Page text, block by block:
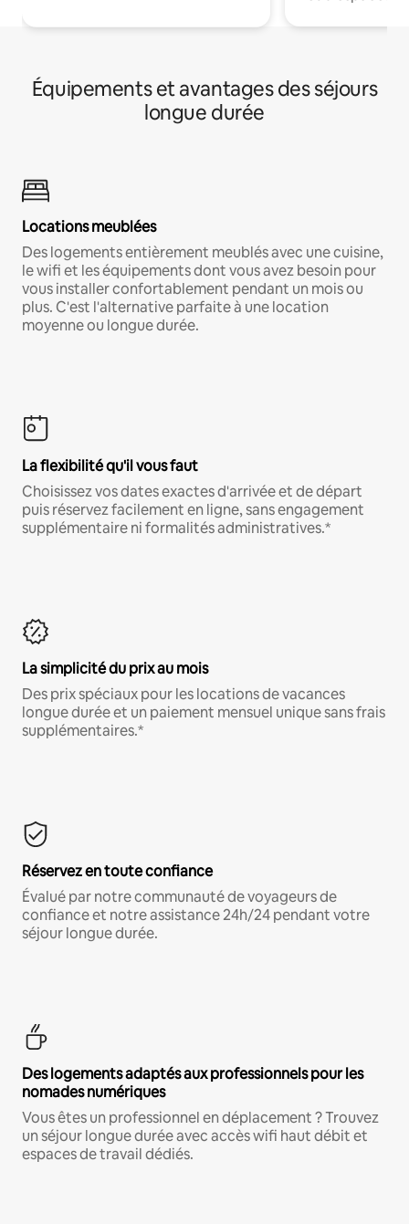
Équipements et avantages des séjours
longue durée
Locations meublées
Des logements entièrement meublés avec une cuisine,
le wifi et les équipements dont vous avez besoin pour
vous installer confortablement pendant un mois ou
plus. C'est l'alternative parfaite à une location
moyenne ou longue durée.
La flexibilité qu'il vous faut
Choisissez vos dates exactes d'arrivée et de départ
puis réservez facilement en ligne, sans engagement
supplémentaire ni formalités administratives.*
La simplicité du prix au mois
Des prix spéciaux pour les locations de vacances
longue durée et un paiement mensuel unique sans frais
supplémentaires.*
Réservez en toute confiance
Évalué par notre communauté de voyageurs de
confiance et notre assistance 24h/24 pendant votre
séjour longue durée.
Des logements adaptés aux professionnels pour les
nomades numériques
Vous êtes un professionnel en déplacement ? Trouvez
un séjour longue durée avec accès wifi haut débit et
espaces de travail dédiés.